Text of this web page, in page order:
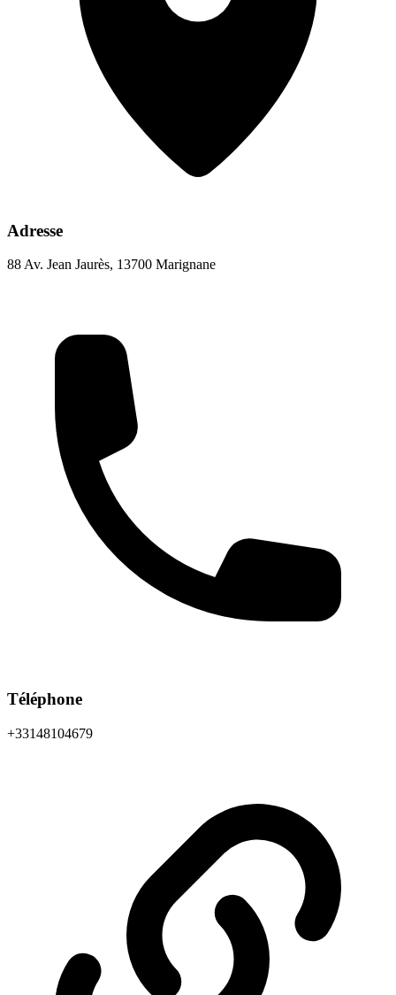
Adresse
88 Av. Jean Jaurès, 13700 Marignane
Téléphone
+33148104679